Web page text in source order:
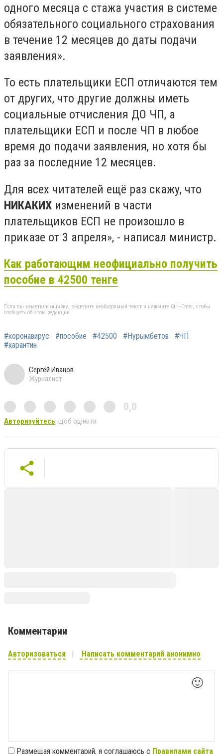
одного месяца с стажа участия в системе
обязательного социального страхования
в течение 12 месяцев до даты подачи
заявления».
То есть плательщики ЕСП отличаются тем
от других, что другие должны иметь
социальные отчисления ДО ЧП, а
плательщики ЕСП и после ЧП в любое
время до подачи заявления, но хотя бы
раз за последние 12 месяцев.
Для всех читателей ещё раз скажу, что
НИКАКИХ изменений в части
плательщиков ЕСП не произошло в
приказе от 3 апреля», - написал министр.
Как работающим неофициально получить
пособие в 42500 тенге
Если вы заметили ошибку, выделите необходимый текст и нажмите Ctrl+Enter, чтобы
сообщить об этом редакции
#коронавирус #пособие #42500 #Нурымбетов
#ЧП
#карантин
Сергей Иванов
Журналист
0,0
Авторизуйтесь, щоб оцінити
Комментарии
Авторизоваться Написать комментарий анонимно
🙂
Размещая комментарий, я соглашаюсь с Правилами сайта